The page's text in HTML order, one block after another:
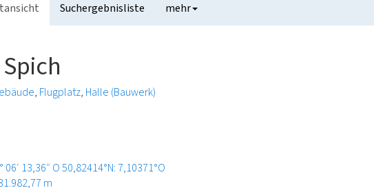
Suchergebnisliste mehr
Flugplatz Halle (Bauwerk)
06′ 13,36″ O50,82414°N: 7,10371°O
m